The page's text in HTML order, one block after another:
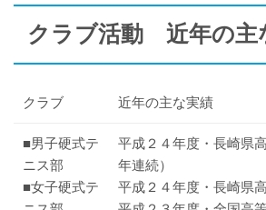
クラブ活動 近年の主
クラブ 近年の主な実績
■男子硬式テ
ニス部
■女子硬式テ
平成２４年度・長崎県
年連続）
平成２４年度・長崎県